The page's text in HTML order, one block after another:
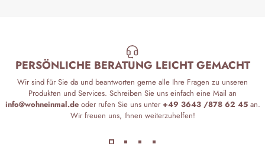
PERSÖNLICHE BERATUNG LEICHT GEMACHT
Wir sind für Sie da und beantworten gerne alle Ihre Fragen zu unseren
Produkten und Services. Schreiben Sie uns einfach eine Mail an
info@wohneinmal.deoder rufen Sie uns unter+49 3643 /878 62 45an.
Wir freuen uns, Ihnen weiterzuhelfen!